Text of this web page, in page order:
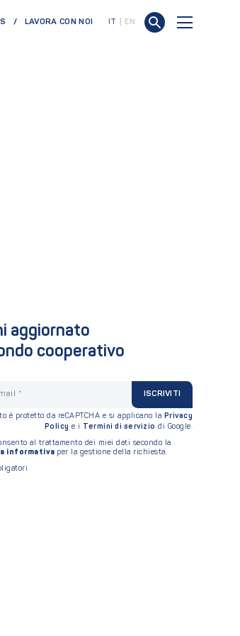
LAVORA CON NOI IT EN
aggiornato
cooperativo
ISCRIVITI
è protetto da reCAPTCHA e si applicano la Privacy
Policy e i Termini di servizio di Google.
al trattamento dei miei dati secondo la
informativa per la gestione della richiesta.